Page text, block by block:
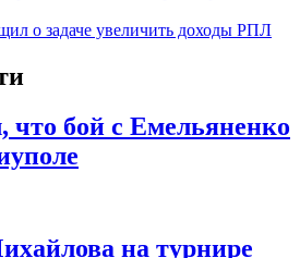
о задаче увеличить доходы РПЛ
что бой с Емельяненко
на турнире